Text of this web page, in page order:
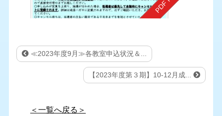
≪2023年度9月≫各教室申込状況＆...
【2023年度第３期】10-12月成...
＜一覧へ戻る＞